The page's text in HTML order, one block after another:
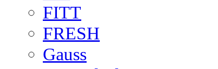
FITT
FRESH
Gauss